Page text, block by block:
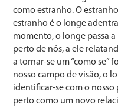
como estranho. O
estranho é o longe
momento, o longe passa a
perto de nós, a ele
a tornar-se um “como se”
nosso campo de visão, o
identificar-se com o nosso
perto como um novo